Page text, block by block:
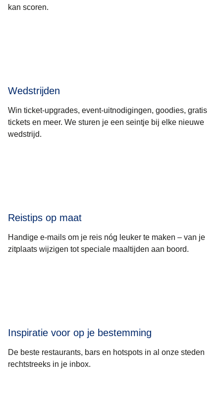
kan scoren.
Wedstrijden
Win ticket-upgrades, event-uitnodigingen, goodies, gratis
tickets en meer. We sturen je een seintje bij elke nieuwe
wedstrijd.
Reistips op maat
Handige e-mails om je reis nóg leuker te maken – van je
zitplaats wijzigen tot speciale maaltijden aan boord.
Inspiratie voor op je bestemming
De beste restaurants, bars en hotspots in al onze steden
rechtstreeks in je inbox.